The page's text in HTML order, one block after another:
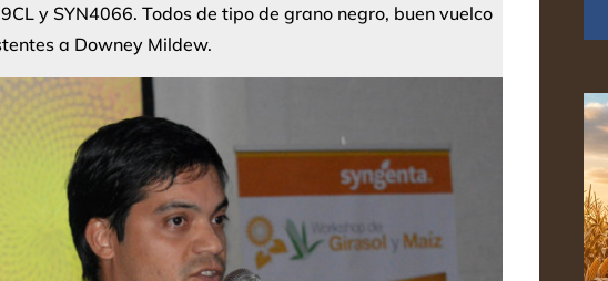
y SYN4066. Todos de tipo de grano negro, buen vuelco
a Downey Mildew.